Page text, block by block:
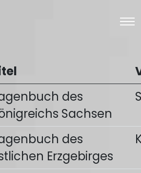
des
Sachsen
des
Erzgebirges